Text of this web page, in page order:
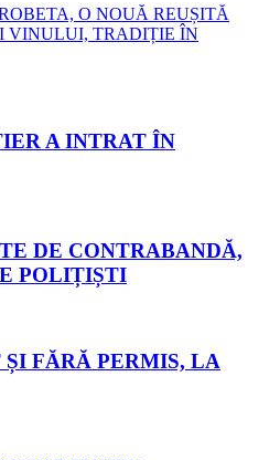
O NOUĂ REUȘITĂ
VINULUI, TRADIȚIE ÎN
A INTRAT ÎN
DE CONTRABANDĂ,
POLIȚIȘTI
FĂRĂ PERMIS, LA